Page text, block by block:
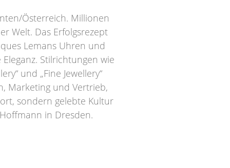
Österreich. Millionen
Welt. Das Erfolgsrezept
Lemans Uhren und
Stilrichtungen wie
und „Fine Jewellery“
Marketing und Vertrieb,
sondern gelebte Kultur
in Dresden.